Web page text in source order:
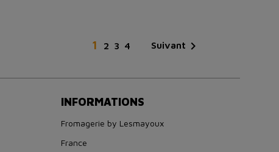
1 2 3 4 Suivant 
INFORMATIONS
Fromagerie by Lesmayoux
France